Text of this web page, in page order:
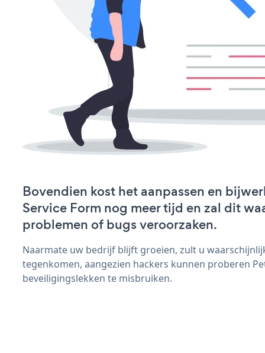
Bovendien kost het aanpassen en
Service Form nog meer tijd en zal dit
problemen of bugs veroorzaken.
Naarmate uw bedrijf blijft groeien, zult u
tegenkomen, aangezien hackers kunnen proberen
beveiligingslekken te misbruiken.